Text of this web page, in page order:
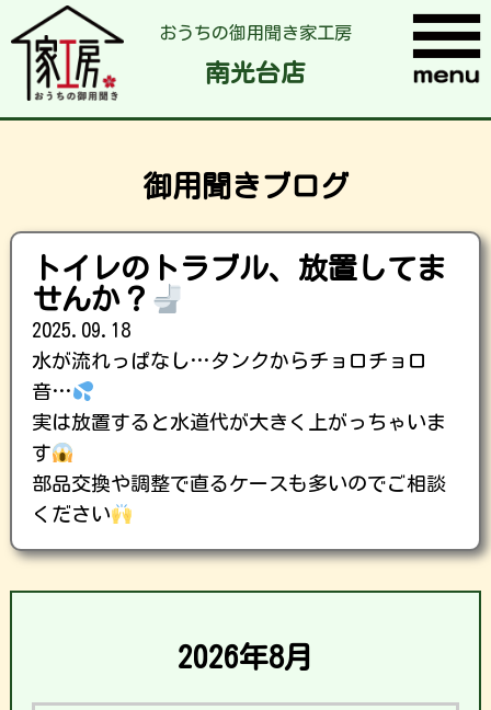
おうちの御用聞き家工房
南光台店
御用聞きブログ
トイレのトラブル、放置してま
せんか？
2025.09.18
水が流れっぱなし…タンクからチョロチョロ
音…
実は放置すると水道代が大きく上がっちゃいま
す
部品交換や調整で直るケースも多いのでご相談
ください
2026年8月